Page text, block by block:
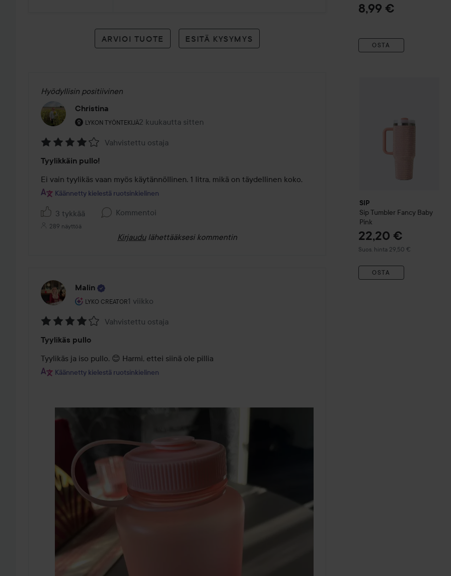
ARVIOI TUOTE ESITÄ KYSYMYS
Hyödyllisin positiivinen
Christina
LYKON TYÖNTEKIJÄ
Käyttäjän rooli: Lykon työntekijä.
2 kuukautta sitten
Viesti luotiin 2 kuukautta sitten
4
/
5
Vahvistettu ostaja
Tyylikkäin pullo!
Ei vain tyylikäs vaan myös käytännöllinen. 1 litra, mikä on täydellinen koko.
Käännetty kielestä ruotsinkielinen
3 tykkää Kommentoi
289 näyttöä
Kirjaudu lähettääksesi kommentin
Malin
LYKO CREATOR
Käyttäjän rooli: Lyko Creator.
1 viikko
Viesti luotiin 1 viikko
4
/
5
Vahvistettu ostaja
Tyylikäs pullo
Tyylikäs ja iso pullo. 😊 Harmi, ettei siinä ole pillia
Käännetty kielestä ruotsinkielinen
8,99 €
OSTA
SIP
Sip Tumbler Fancy Baby
Pink
22,20 €
Suos. hinta 29,50 €
Suositeltu hinta 29,50 €
OSTA